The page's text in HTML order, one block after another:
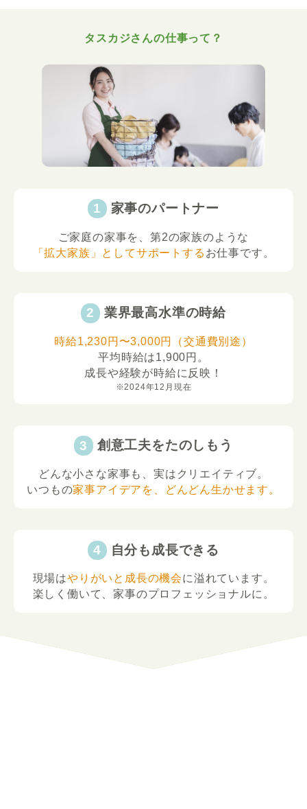
タスカジさんの仕事って？
家事のパートナー
ご家庭の家事を、第2の家族のような
「拡大家族」としてサポートする お仕事です。
業界最高水準の時給
時給1,230円〜3,000円（交通費別途）
平均時給は1,900円。
成長や経験が時給に反映！
※2024年12月現在
創意工夫をたのしもう
どんな小さな家事も、実はクリエイティブ。
いつもの家事アイデアを、どんどん生かせます。
自分も成長できる
現場はやりがいと成長の機会に溢れています。
楽しく働いて、家事のプロフェッショナルに。